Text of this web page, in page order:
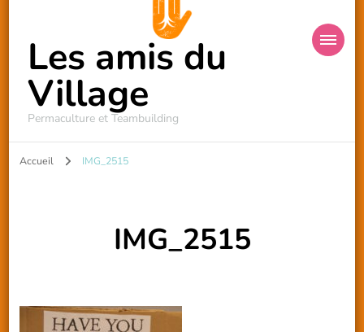
Les amis du
Village
Permaculture et Teambuilding
Accueil IMG_2515
IMG_2515